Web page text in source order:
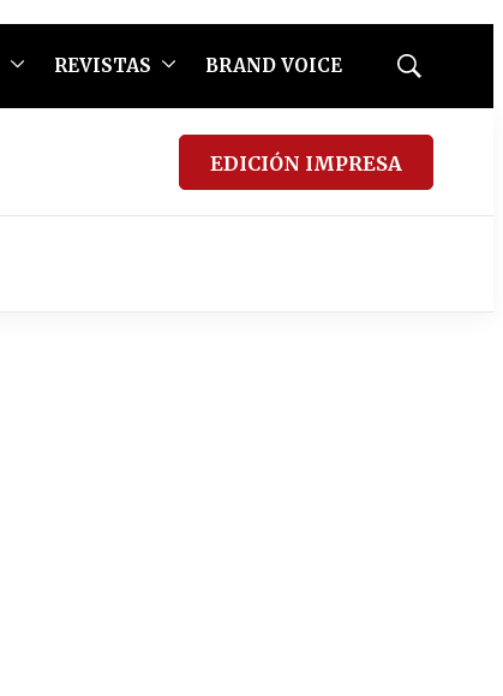
REVISTAS BRAND VOICE
Mostrar
EDICIÓN IMPRESA